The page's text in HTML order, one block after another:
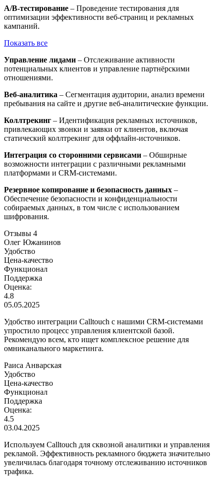
A/B-тестирование – Проведение тестирования для
оптимизации эффективности веб-страниц и рекламных
кампаний.
Показать все
Управление лидами – Отслеживание активности
потенциальных клиентов и управление партнёрскими
отношениями.
Веб-аналитика – Сегментация аудитории, анализ времени
пребывания на сайте и другие веб-аналитические функции.
Коллтрекинг – Идентификация рекламных источников,
привлекающих звонки и заявки от клиентов, включая
статический коллтрекинг для оффлайн-источников.
Интеграция со сторонними сервисами – Обширные
возможности интеграции с различными рекламными
платформами и CRM-системами.
Резервное копирование и безопасность данных –
Обеспечение безопасности и конфиденциальности
собираемых данных, в том числе с использованием
шифрования.
Отзывы 4
Олег Южанинов
Удобство
Цена-качество
Функционал
Поддержка
Оценка:
4.8
05.05.2025
Удобство интеграции Calltouch с нашими CRM-системами
упростило процесс управления клиентской базой.
Рекомендую всем, кто ищет комплексное решение для
омниканального маркетинга.
Раиса Анварская
Удобство
Цена-качество
Функционал
Поддержка
Оценка:
4.5
03.04.2025
Используем Calltouch для сквозной аналитики и управления
рекламой. Эффективность рекламного бюджета значительно
увеличилась благодаря точному отслеживанию источников
трафика.